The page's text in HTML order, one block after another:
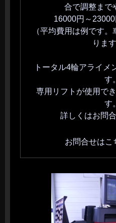
合で調整まで
16000円～23000
（平均費用は例です
りま
トータル4輪アライメ
す。
専用リフトが使用で
す。
詳しくはお問
お問合せは